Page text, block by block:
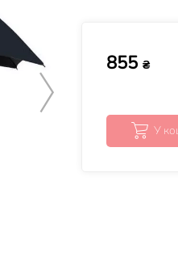
855 ₴
У